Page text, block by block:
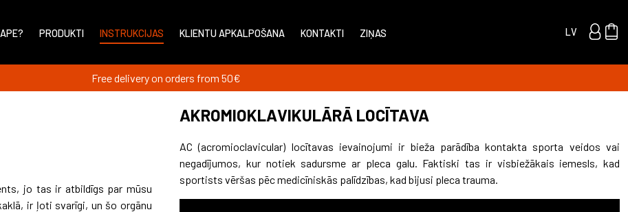
PRODUKTI INSTRUKCIJAS KLIENTU APKALPOŠANA KONTAKTI ZIŅAS LV
Free delivery on orders from 50€
jo tas ir atbildīgs par mūsu
ir ļoti svarīgi, un šo orgānu
AKROMIOKLAVIKULĀRĀ LOCĪTAVA
AC (acromioclavicular) locītavas ievainojumi ir bieža parādība kontakta sporta veidos vai
negadījumos, kur notiek sadursme ar pleca galu. Faktiski tas ir visbiežākais iemesls, kad
sportists vēršas pēc medicīniskās palīdzības, kad bijusi pleca trauma.